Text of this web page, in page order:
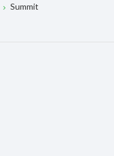
Summit